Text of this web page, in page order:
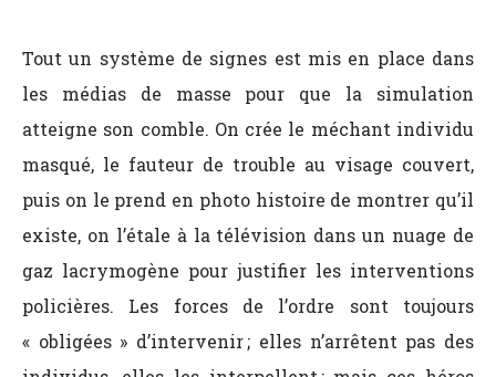
Tout un système de signes est mis en place dans
les médias de masse pour que la simulation
atteigne son comble. On crée le méchant individu
masqué, le fauteur de trouble au visage couvert,
puis on le prend en photo histoire de montrer qu’il
existe, on l’étale à la télévision dans un nuage de
gaz lacrymogène pour justifier les interventions
policières. Les forces de l’ordre sont toujours
« obligées » d’intervenir ; elles n’arrêtent pas des